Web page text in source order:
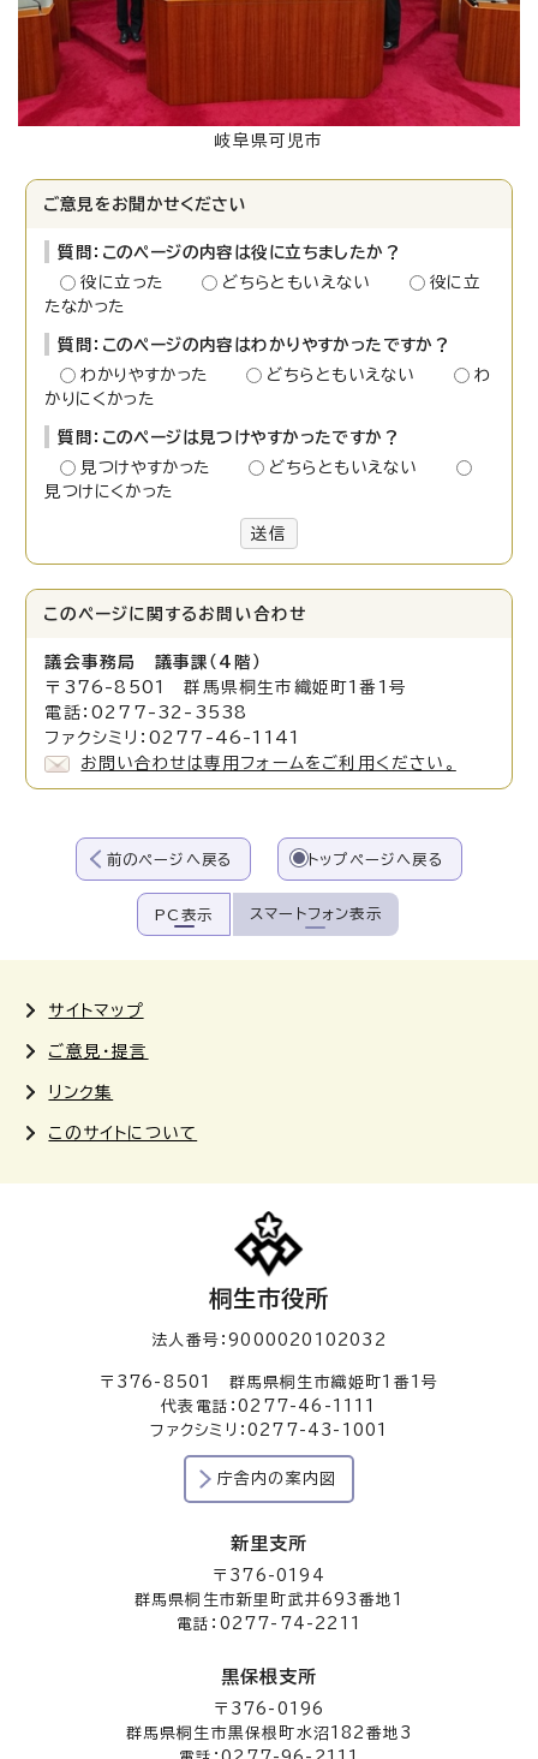
岐阜県可児市
ご意見をお聞かせください
質問：このページの内容は役に立ちましたか？
役に立った
どちらともいえない
役に立
たなかった
質問：このページの内容はわかりやすかったですか？
わかりやすかった
どちらともいえない
わ
かりにくかった
質問：このページは見つけやすかったですか？
見つけやすかった
どちらともいえない
見つけにくかった
送信
このページに関する お問い合わせ
議会事務局 議事課（4階）
〒376-8501 群馬県桐生市織姫町1番1号
電話：0277-32-3538
ファクシミリ：0277-46-1141
お問い合わせは専用フォームをご利用ください。
前のページへ戻る トップページへ戻る
PC表示 スマートフォン表示
サイトマップ
ご意見・提言
リンク集
このサイトについて
桐生市役所
法人番号：9000020102032
〒376-8501 群馬県桐生市織姫町1番1号
代表電話：0277-46-1111
ファクシミリ：0277-43-1001
庁舎内の案内図
新里支所
〒376-0194
群馬県桐生市新里町武井693番地1
電話：0277-74-2211
黒保根支所
〒376-0196
群馬県桐生市黒保根町水沼182番地3